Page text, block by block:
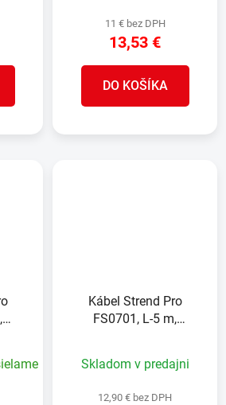
11 € bez DPH
13,53 €
DO KOŠÍKA
Kábel Strend Pro
FS0701, L-5 m,
Skladom v predajni
12,90 € bez DPH